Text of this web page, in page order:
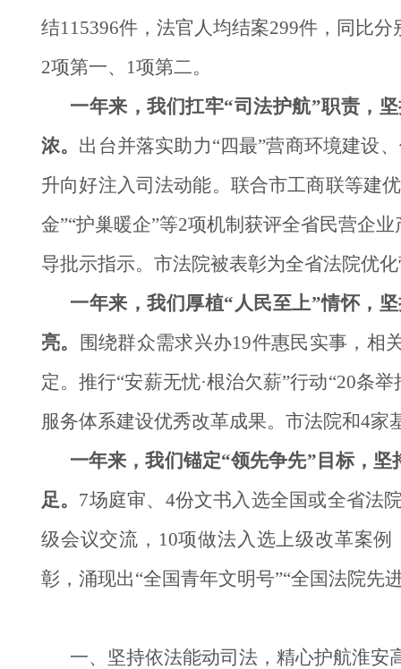
结115396件，法官人均结案299件，同比
2项第一、1项第二。
一年来，我们扛牢“司法护航”职责，
浓。 出台并落实助力“四最”营商环境建设
升向好注入司法动能。联合市工商联等建
金”“护巢暖企”等2项机制获评全省民营企
导批示指示。市法院被表彰为全省法院优
一年来，我们厚植“人民至上”情怀，
亮。
围绕群众需求兴办19件惠民实事，相
定。推行“安薪无忧·根治欠薪”行动“20条
服务体系建设优秀改革成果。市法院和4
一年来，我们锚定“领先争先”目标，
足。 7场庭审、4份文书入选全国或全省法
级会议交流，10项做法入选上级改革案
彰，涌现出“全国青年文明号”“全国法院先
一、坚持依法能动司法，精心护航淮安